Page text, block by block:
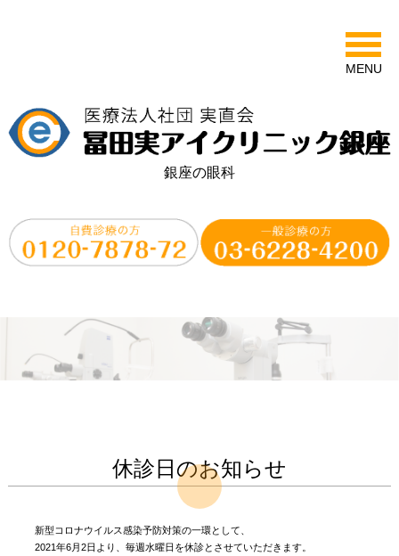
銀座の眼科
MENU
休診日のお知らせ
新型コロナウイルス感染予防対策の一環として、
2021年6月2日より、毎週水曜日を休診とさせていただきます。